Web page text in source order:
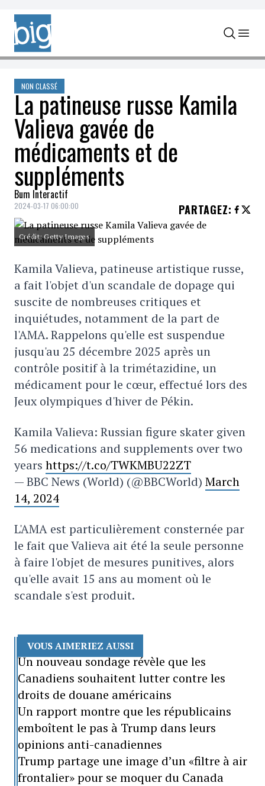
Skip to content
NON CLASSÉ
La patineuse russe Kamila
Valieva gavée de
médicaments et de
suppléments
Bum Interactif
2024-03-17 06:00:00 PARTAGEZ:
Crédit: Getty Images
Kamila Valieva, patineuse artistique russe,
a fait l'objet d'un scandale de dopage qui
suscite de nombreuses critiques et
inquiétudes, notamment de la part de
l'AMA. Rappelons qu'elle est suspendue
jusqu'au 25 décembre 2025 après un
contrôle positif à la trimétazidine, un
médicament pour le cœur, effectué lors des
Jeux olympiques d'hiver de Pékin.
Kamila Valieva: Russian figure skater given
56 medications and supplements over two
years https://t.co/TWKMBU22ZT
— BBC News (World) (@BBCWorld) March
14, 2024
L'AMA est particulièrement consternée par
le fait que Valieva ait été la seule personne
à faire l'objet de mesures punitives, alors
qu'elle avait 15 ans au moment où le
scandale s'est produit.
VOUS AIMERIEZ AUSSI
Un nouveau sondage révèle que les
Canadiens souhaitent lutter contre les
droits de douane américains
Un rapport montre que les républicains
emboîtent le pas à Trump dans leurs
opinions anti-canadiennes
Trump partage une image d’un «filtre à air
frontalier» pour se moquer du Canada